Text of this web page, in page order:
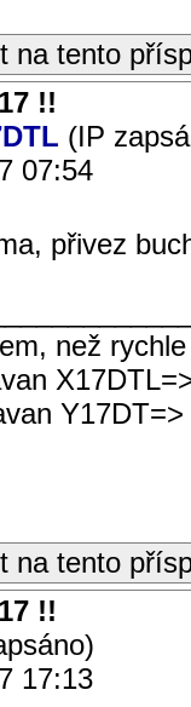
na tento
!!
(IP
07:54
přivez
než
Y17DT=>
na tento
!!
17:13